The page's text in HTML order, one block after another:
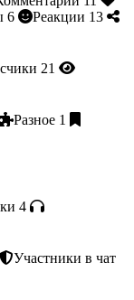
6 Реакции 13
21
Разное 1
4
Участники в чат